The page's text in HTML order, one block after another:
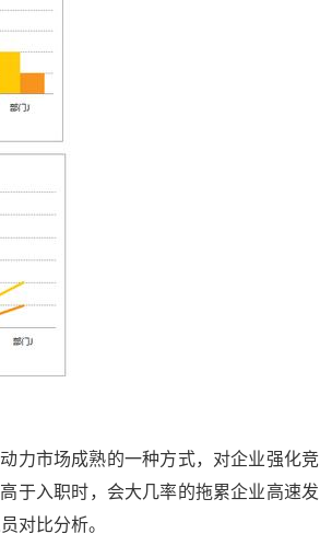
力市场成熟的一种方式，对企业强化竞
于入职时，会大几率的拖累企业高速发
对比分析。